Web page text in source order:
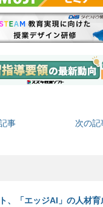
事 次の記
、「エッジAI」の人材育